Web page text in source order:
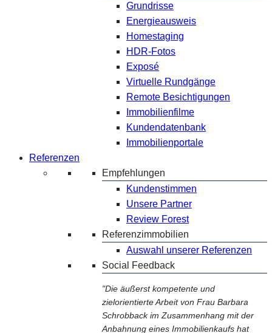
Grundrisse
Energieausweis
Homestaging
HDR-Fotos
Exposé
Virtuelle Rundgänge
Remote Besichtigungen
Immobilienfilme
Kundendatenbank
Immobilienportale
Referenzen
Empfehlungen
Kundenstimmen
Unsere Partner
Review Forest
Referenzimmobilien
Auswahl unserer Referenzen
Social Feedback
"Die äußerst kompetente und
zielorientierte Arbeit von Frau Barbara
Schrobback im Zusammenhang mit der
Anbahnung eines Immobilienkaufs hat